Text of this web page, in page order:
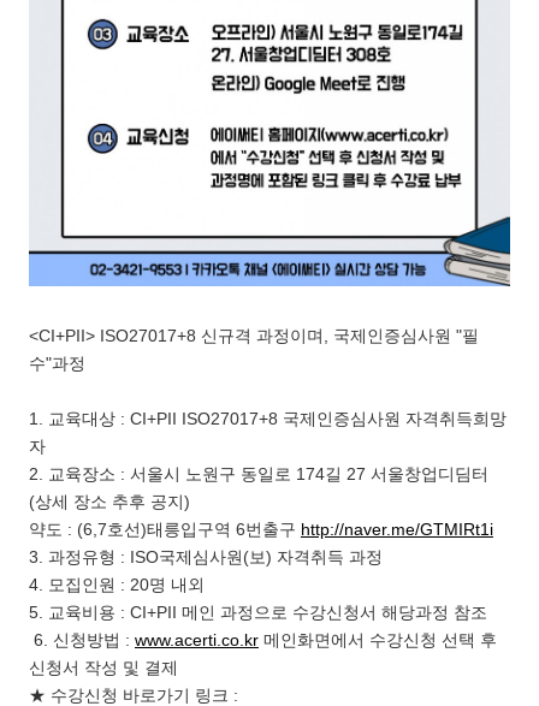
<CI+PII> ISO27017+8 신규격 과정이며, 국제인증심사원 "필
수"과정
1. 교육대상 : CI+PII ISO27017+8 국제인증심사원 자격취득희망
자
2. 교육장소 : 서울시 노원구 동일로 174길 27 서울창업디딤터
(상세 장소 추후 공지)
약도 : (6,7호선)태릉입구역 6번출구 http://naver.me/GTMIRt1i
3. 과정유형 : ISO국제심사원(보) 자격취득 과정
4. 모집인원 : 20명 내외
5. 교육비용 : CI+PII 메인 과정으로 수강신청서 해당과정 참조
6. 신청방법 : www.acerti.co.kr메인화면에서 수강신청 선택 후
신청서 작성 및 결제
★ 수강신청 바로가기 링크 :